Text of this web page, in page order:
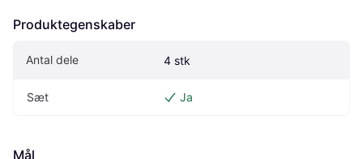
Produktegenskaber
Antal dele 4 stk
Sæt Ja
Mål